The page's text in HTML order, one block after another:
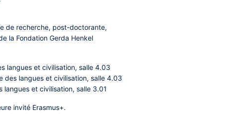
de recherche, post-doctorante,
la Fondation Gerda Henkel
langues et civilisation, salle 4.03
langues et civilisation, salle 4.03
et civilisation, salle 3.01
invité Erasmus+.